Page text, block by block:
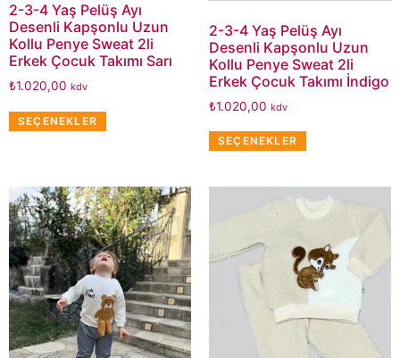
2-3-4 Yaş Pelüş Ayı
Desenli Kapşonlu Uzun
Kollu Penye Sweat 2li
Erkek Çocuk Takımı Sarı
₺1.020,00 kdv
SEÇENEKLER
2-3-4 Yaş Pelüş Ayı
Desenli Kapşonlu Uzun
Kollu Penye Sweat 2li
Erkek Çocuk Takımı İndigo
₺1.020,00 kdv
SEÇENEKLER